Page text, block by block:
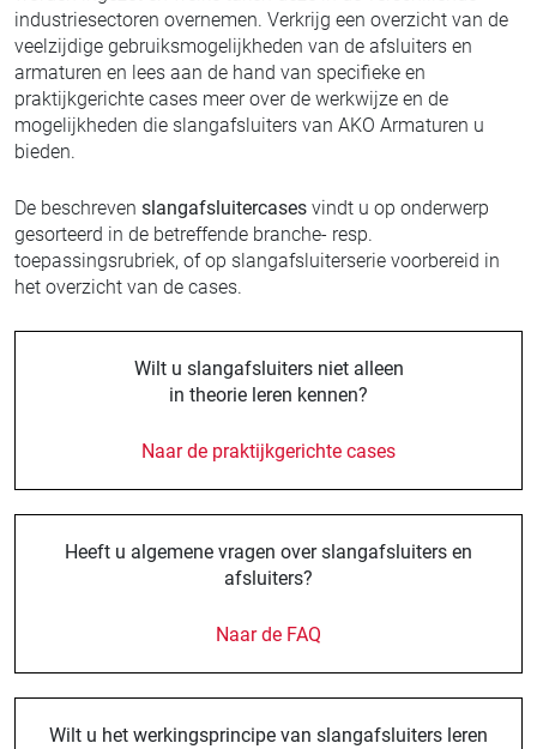
industriesectoren overnemen. Verkrijg een overzicht van de
veelzijdige gebruiksmogelijkheden van de afsluiters en
armaturen en lees aan de hand van specifieke en
praktijkgerichte cases meer over de werkwijze en de
mogelijkheden die slangafsluiters van AKO Armaturen u
bieden.
De beschreven slangafsluitercases vindt u op onderwerp
gesorteerd in de betreffende branche- resp.
toepassingsrubriek, of op slangafsluiterserie voorbereid in
het overzicht van de cases.
Wilt u slangafsluiters niet alleen
in theorie leren kennen?
Naar de praktijkgerichte cases
Heeft u algemene vragen over slangafsluiters en
afsluiters?
Naar de FAQ
Wilt u het werkingsprincipe van slangafsluiters leren